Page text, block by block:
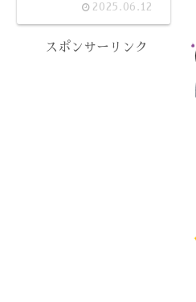
2025.06.12
スポンサーリンク